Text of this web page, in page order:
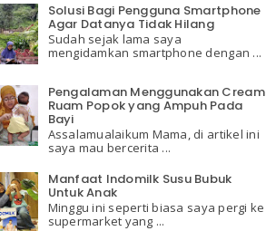
Solusi Bagi Pengguna Smartphone
Agar Datanya Tidak Hilang
Sudah sejak lama saya
mengidamkan smartphone dengan ...
Pengalaman Menggunakan Cream
Ruam Popok yang Ampuh Pada
Bayi
Assalamualaikum Mama, di artikel ini
saya mau bercerita ...
Manfaat Indomilk Susu Bubuk
Untuk Anak
Minggu ini seperti biasa saya pergi ke
supermarket yang ...